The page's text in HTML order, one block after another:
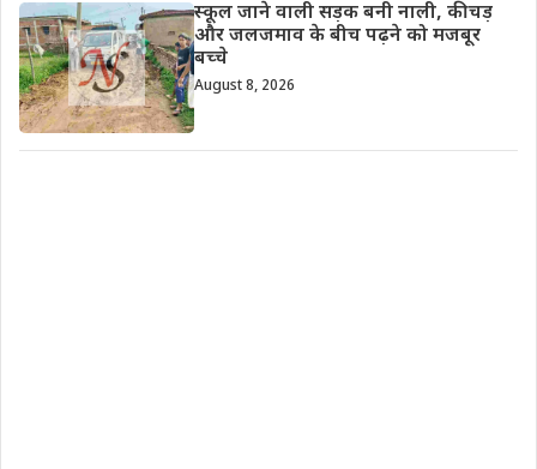
स्कूल जाने वाली सड़क बनी नाली, कीचड़
और जलजमाव के बीच पढ़ने को मजबूर
बच्चे
August 8, 2026